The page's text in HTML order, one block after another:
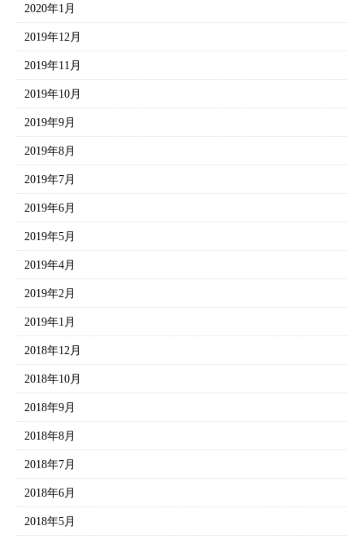
2020年1月
2019年12月
2019年11月
2019年10月
2019年9月
2019年8月
2019年7月
2019年6月
2019年5月
2019年4月
2019年2月
2019年1月
2018年12月
2018年10月
2018年9月
2018年8月
2018年7月
2018年6月
2018年5月